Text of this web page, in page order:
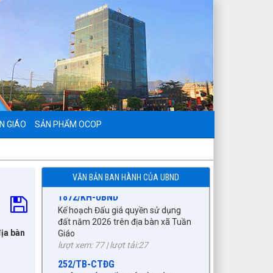
GIÁO SẢN PHẨM OCOP
bàn
VĂN BẢN BAN HÀNH CỦA UBND
797./TTPTQĐ-KV2
Về việc đăng tải lên trên Cổng
thông tin điện tử của UBND xã Tuần
Giáo công khai dự thảo phương án
bồi thường, hỗ trợ (đợt 6)công trình:
Hồ bản phủ thuộc dự án cụm
Hồbản Phủ - Nậm Là tỉnh Điện Biên
lượt xem: 44 | lượt tải:33
1872/KH-UBND
đất năm 2026 trên địa bàn xã Tuần
Giáo
lượt xem: 77 | lượt tải:27
252/TB-CTĐG
THÔNG BÁO ĐẤU GIÁ TÀI SẢN
lượt xem: 191 | lượt tải:85
87/TB-PKT
THÔNG BÁO Về việc lựa chọn tổ